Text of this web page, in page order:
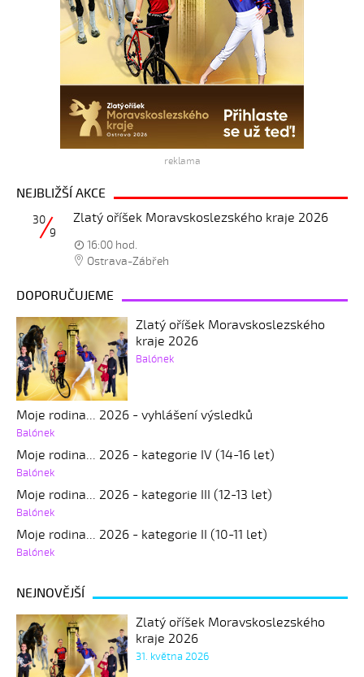
reklama
NEJBLIŽŠÍ AKCE
Zlatý oříšek Moravskoslezského kraje 2026
30
9
16:00 hod.
Ostrava-Zábřeh
DOPORUČUJEME
Zlatý oříšek Moravskoslezského
kraje 2026
Balónek
Moje rodina... 2026 - vyhlášení výsledků
Balónek
Moje rodina... 2026 - kategorie IV (14-16 let)
Balónek
Moje rodina... 2026 - kategorie III (12-13 let)
Balónek
Moje rodina... 2026 - kategorie II (10-11 let)
Balónek
NEJNOVĚJŠÍ
Zlatý oříšek Moravskoslezského
kraje 2026
31. května 2026